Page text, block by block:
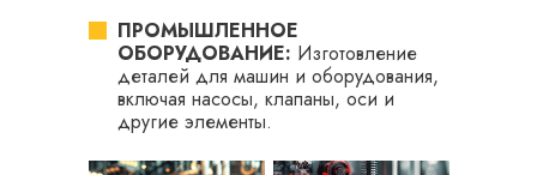
ПРОМЫШЛЕННОЕ
ОБОРУДОВАНИЕ: Изготовление
деталей для машин и оборудования,
включая насосы, клапаны, оси и
другие элементы.